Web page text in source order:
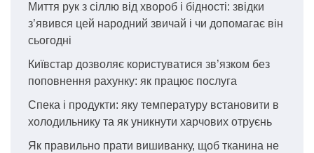
Миття рук з сіллю від хвороб і бідності: звідки
з’явився цей народний звичай і чи допомагає він
сьогодні
Київстар дозволяє користуватися зв’язком без
поповнення рахунку: як працює послуга
Спека і продукти: яку температуру встановити в
холодильнику та як уникнути харчових отруєнь
Як правильно прати вишиванку, щоб тканина не